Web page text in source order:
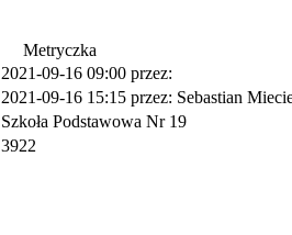
Metryczka
2021-09-16 09:00 przez:
2021-09-16 15:15 przez: Sebastian
Szkoła Podstawowa Nr 19
3922